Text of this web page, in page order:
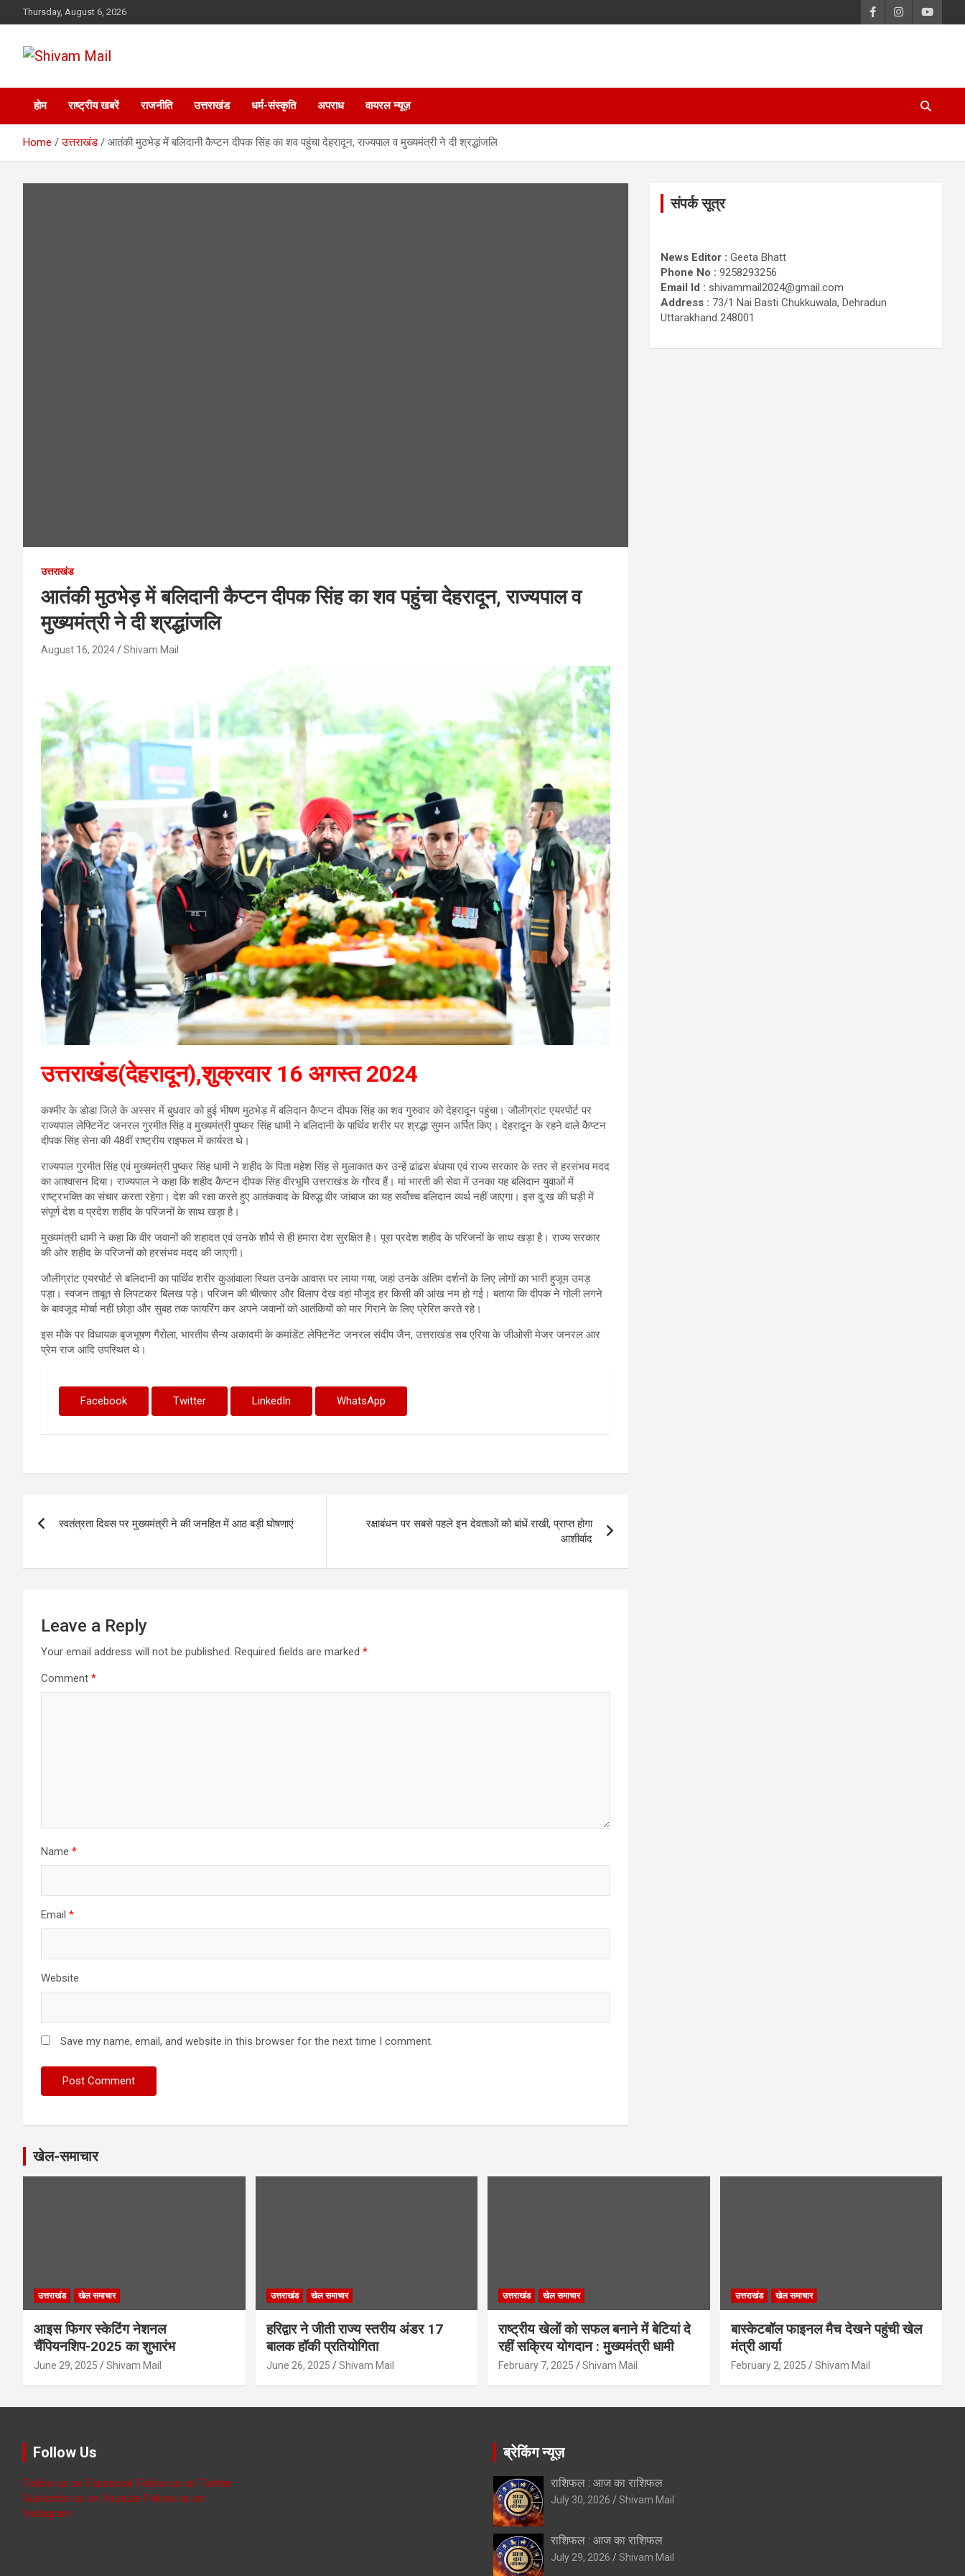
to
Thursday, August 6, 2026
Shivam Mail
होम राष्ट्रीय खबरें राजनीति उत्तराखंड धर्म-संस्कृति अपराध वायरल न्यूज़
Home उत्तराखंड आतंकी मुठभेड़ में बलिदानी कैप्टन दीपक सिंह का शव पहुंचा देहरादून, राज्यपाल व मुख्यमंत्री ने दी श्रद्धांजलि
उत्तराखंड
आतंकी मुठभेड़ में बलिदानी कैप्टन दीपक सिंह का शव पहुंचा देहरादून, राज्यपाल व
मुख्यमंत्री ने दी श्रद्धांजलि
August 16, 2024 Shivam Mail
उत्तराखंड(देहरादून),शुक्रवार 16 अगस्त 2024
कश्मीर के डोडा जिले के अस्सर में बुधवार को हुई भीषण मुठभेड़ में बलिदान कैप्टन दीपक सिंह का शव गुरुवार को देहरादून पहुंचा। जौलीग्रांट एयरपोर्ट पर
राज्यपाल लेफ्टिनेंट जनरल गुरमीत सिंह व मुख्यमंत्री पुष्कर सिंह धामी ने बलिदानी के पार्थिव शरीर पर श्रद्धा सुमन अर्पित किए। देहरादून के रहने वाले कैप्टन
दीपक सिंह सेना की 48वीं राष्ट्रीय राइफल में कार्यरत थे।
राज्यपाल गुरमीत सिंह एवं मुख्यमंत्री पुष्कर सिंह धामी ने शहीद के पिता महेश सिंह से मुलाकात कर उन्हें ढांढस बंधाया एवं राज्य सरकार के स्तर से हरसंभव मदद
का आश्वासन दिया। राज्यपाल ने कहा कि शहीद कैप्टन दीपक सिंह वीरभूमि उत्तराखंड के गौरव हैं। मां भारती की सेवा में उनका यह बलिदान युवाओं में
राष्ट्रभक्ति का संचार करता रहेगा। देश की रक्षा करते हुए आतंकवाद के विरुद्ध वीर जांबाज का यह सर्वोच्च बलिदान व्यर्थ नहीं जाएगा। इस दु:ख की घड़ी में
संपूर्ण देश व प्रदेश शहीद के परिजनों के साथ खड़ा है।
मुख्यमंत्री धामी ने कहा कि वीर जवानों की शहादत एवं उनके शौर्य से ही हमारा देश सुरक्षित है। पूरा प्रदेश शहीद के परिजनों के साथ खड़ा है। राज्य सरकार
की ओर शहीद के परिजनों को हरसंभव मदद की जाएगी।
जौलीग्रांट एयरपोर्ट से बलिदानी का पार्थिव शरीर कुआंवाला स्थित उनके आवास पर लाया गया, जहां उनके अंतिम दर्शनों के लिए लोगों का भारी हुजूम उमड़
पड़ा। स्वजन ताबूत से लिपटकर बिलख पड़े। परिजन की चीत्कार और विलाप देख वहां मौजूद हर किसी की आंख नम हो गई। बताया कि दीपक ने गोली लगने
के बावजूद मोर्चा नहीं छोड़ा और सुबह तक फायरिंग कर अपने जवानों को आतंकियों को मार गिराने के लिए प्रेरित करते रहे।
इस मौके पर विधायक बृजभूषण गैरोला, भारतीय सैन्य अकादमी के कमांडेंट लेफ्टिनेंट जनरल संदीप जैन, उत्तराखंड सब एरिया के जीओसी मेजर जनरल आर
प्रेम राज आदि उपस्थित थे।
Facebook Twitter LinkedIn WhatsApp
navigation
स्वतंत्रता दिवस पर मुख्यमंत्री ने की जनहित में आठ बड़ी घोषणाएं
रक्षाबंधन पर सबसे पहले इन देवताओं को बांधें राखी, प्राप्त होगा
आशीर्वाद
Leave a Reply
Your email address will not be published. Required fields are marked *
Comment *
Name *
Email *
Website
Save my name, email, and website in this browser for the next time I comment.
संपर्क सूत्र
News Editor : Geeta Bhatt
Phone No :9258293256
Email Id : shivammail2024@gmail.com
Address : 73/1 Nai Basti Chukkuwala, Dehradun
Uttarakhand 248001
खेल-समाचार
उत्तराखंड खेल समाचार
आइस फिगर स्केटिंग नेशनल
चैंपियनशिप-2025 का शुभारंभ
June 29, 2025 Shivam Mail
उत्तराखंड खेल समाचार
हरिद्वार ने जीती राज्य स्तरीय अंडर 17
बालक हॉकी प्रतियोगिता
June 26, 2025 Shivam Mail
उत्तराखंड खेल समाचार
राष्ट्रीय खेलों को सफल बनाने में बेटियां दे
रहीं सक्रिय योगदान : मुख्यमंत्री धामी
February 7, 2025 Shivam Mail
उत्तराखंड खेल समाचार
बास्केटबॉल फाइनल मैच देखने पहुंची खेल
मंत्री आर्या
February 2, 2025 Shivam Mail
Follow Us
Follow us on Facebook Follow us on Twitter
Subscribe us on Youtube Follow us on
Instagram
ब्रेकिंग न्यूज़
राशिफल : आज का राशिफल
July 30, 2026 Shivam Mail
राशिफल : आज का राशिफल
July 29, 2026 Shivam Mail